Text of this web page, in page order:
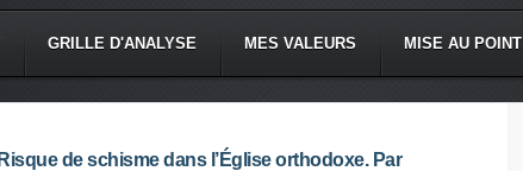
GRILLE D'ANALYSE MES VALEURS MISE AU POINT
de schisme dans l’Église orthodoxe. Par